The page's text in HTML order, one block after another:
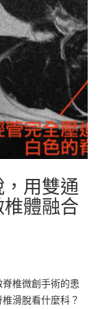
用雙通
體融合
椎微創手術的患
滑脫看什麼科？